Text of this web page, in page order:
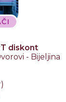
diskont
- Bijeljina